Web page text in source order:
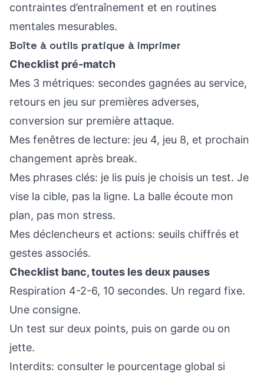
contraintes d’entraînement et en routines
mentales mesurables.
Boîte à outils pratique à imprimer
Checklist pré-match
Mes 3 métriques: secondes gagnées au service,
retours en jeu sur premières adverses,
conversion sur première attaque.
Mes fenêtres de lecture: jeu 4, jeu 8, et prochain
changement après break.
Mes phrases clés: je lis puis je choisis un test. Je
vise la cible, pas la ligne. La balle écoute mon
plan, pas mon stress.
Mes déclencheurs et actions: seuils chiffrés et
gestes associés.
Checklist banc, toutes les deux pauses
Respiration 4-2-6, 10 secondes. Un regard fixe.
Une consigne.
Un test sur deux points, puis on garde ou on
jette.
Interdits: consulter le pourcentage global si